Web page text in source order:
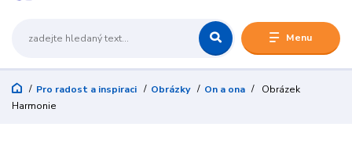
Menu
Pro radost a inspiraci Obrázky On a ona
Obrázek
Harmonie